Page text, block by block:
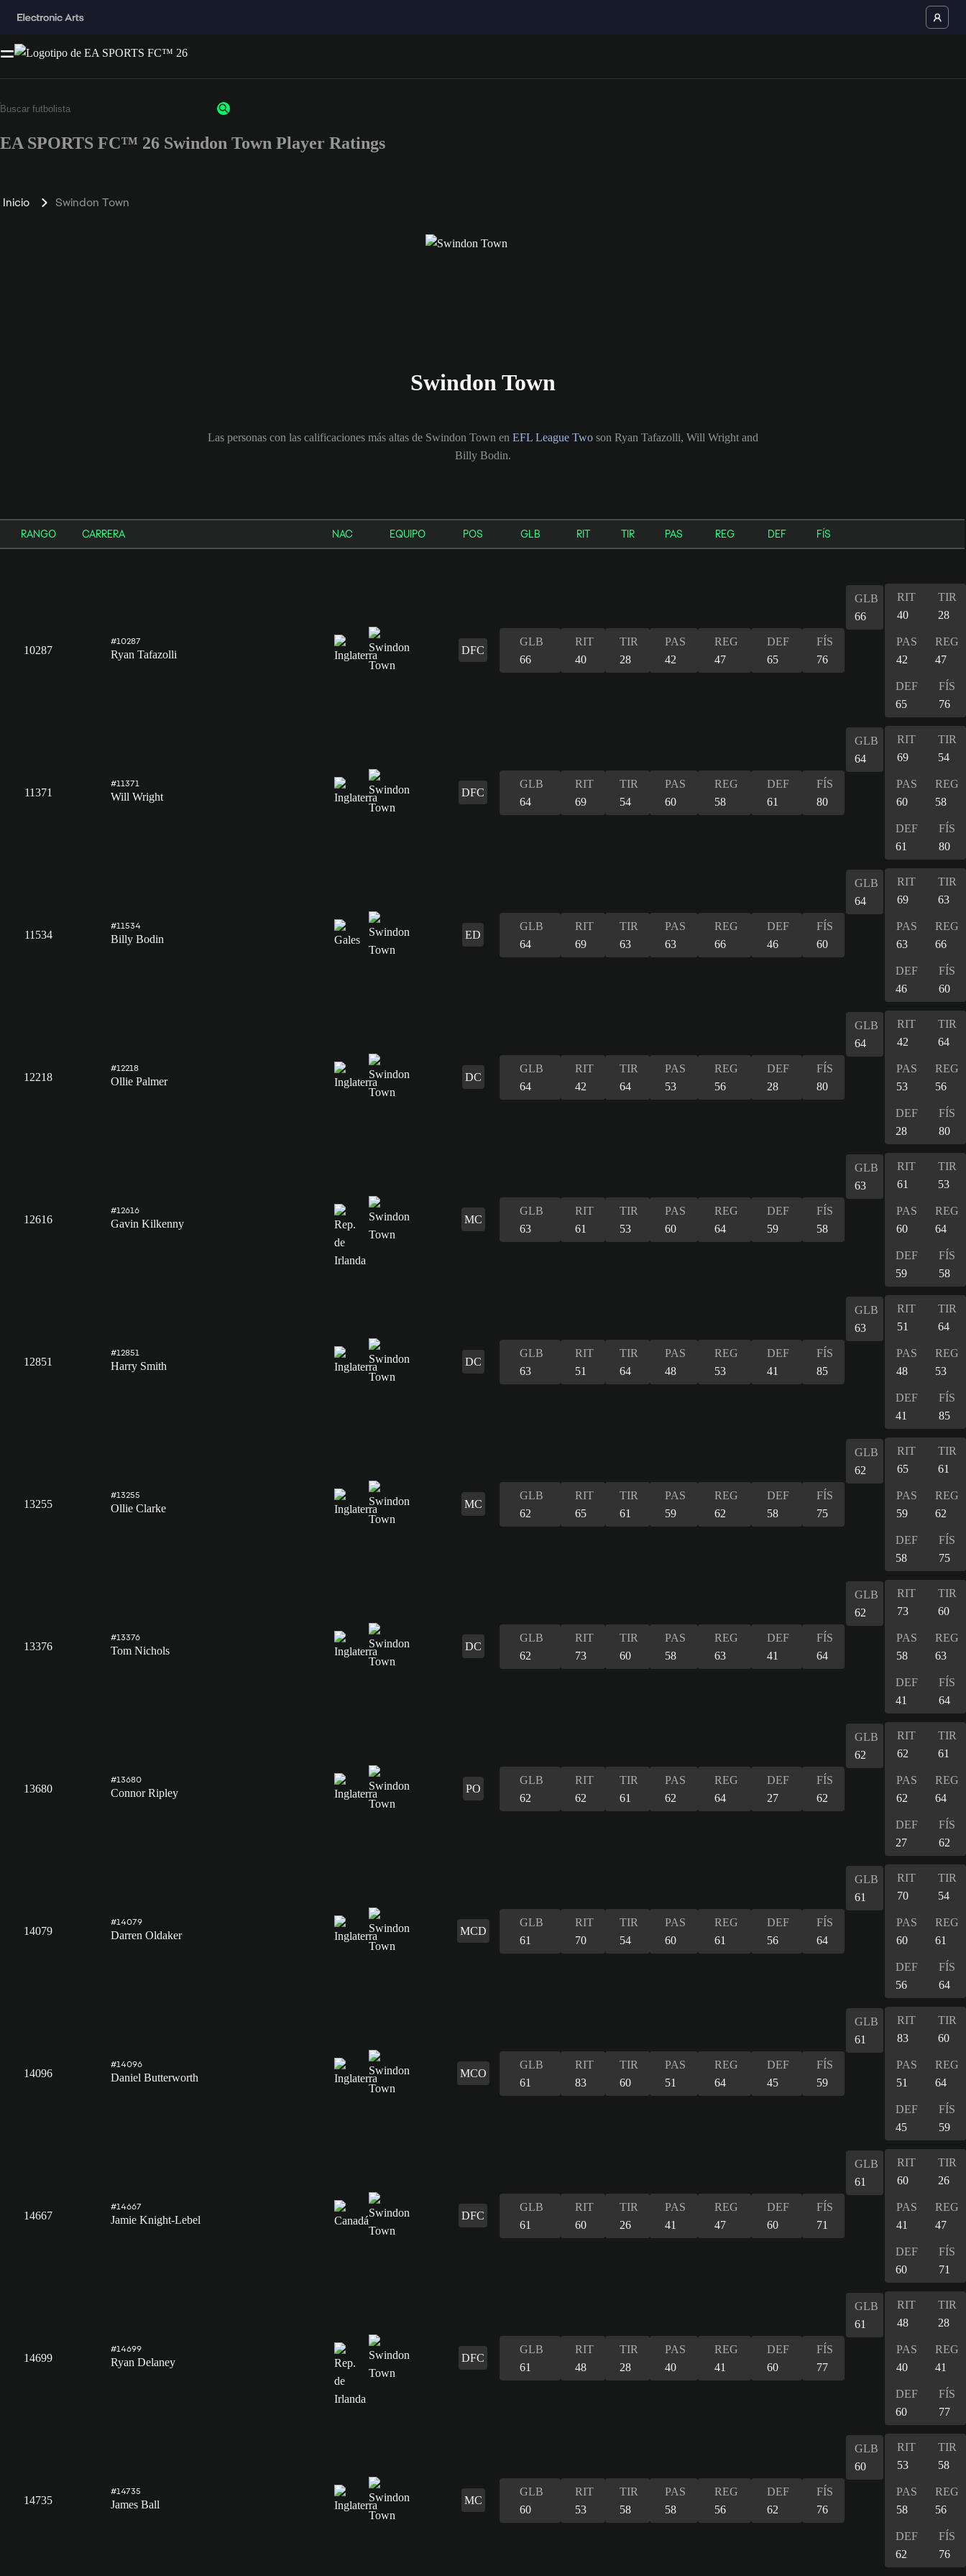
EA SPORTS FC™ 26 Swindon Town Player Ratings
Inicio Swindon Town
Swindon Town
Las personas con las calificaciones más altas de Swindon Town en EFL League Two son Ryan Tafazolli, Will Wright and
Billy Bodin.
RANGO CARRERA NAC EQUIPO POS GLB RIT TIR PAS REG DEF FÍS
10287
#10287
Ryan Tafazolli DFC
GLB
66
RIT
40
TIR
28
PAS
42
REG
47
DEF
65
FÍS
76
GLB
66
RIT
40
TIR
28
PAS
42
REG
47
DEF
65
FÍS
76
11371
#11371
Will Wright DFC
GLB
64
RIT
69
TIR
54
PAS
60
REG
58
DEF
61
FÍS
80
GLB
64
RIT
69
TIR
54
PAS
60
REG
58
DEF
61
FÍS
80
11534
#11534
Billy Bodin ED
GLB
64
RIT
69
TIR
63
PAS
63
REG
66
DEF
46
FÍS
60
GLB
64
RIT
69
TIR
63
PAS
63
REG
66
DEF
46
FÍS
60
12218
#12218
Ollie Palmer DC
GLB
64
RIT
42
TIR
64
PAS
53
REG
56
DEF
28
FÍS
80
GLB
64
RIT
42
TIR
64
PAS
53
REG
56
DEF
28
FÍS
80
12616
#12616
Gavin Kilkenny MC
GLB
63
RIT
61
TIR
53
PAS
60
REG
64
DEF
59
FÍS
58
GLB
63
RIT
61
TIR
53
PAS
60
REG
64
DEF
59
FÍS
58
12851
#12851
Harry Smith DC
GLB
63
RIT
51
TIR
64
PAS
48
REG
53
DEF
41
FÍS
85
GLB
63
RIT
51
TIR
64
PAS
48
REG
53
DEF
41
FÍS
85
13255
#13255
Ollie Clarke MC
GLB
62
RIT
65
TIR
61
PAS
59
REG
62
DEF
58
FÍS
75
GLB
62
RIT
65
TIR
61
PAS
59
REG
62
DEF
58
FÍS
75
13376
#13376
Tom Nichols DC
GLB
62
RIT
73
TIR
60
PAS
58
REG
63
DEF
41
FÍS
64
GLB
62
RIT
73
TIR
60
PAS
58
REG
63
DEF
41
FÍS
64
13680
#13680
Connor Ripley PO
GLB
62
RIT
62
TIR
61
PAS
62
REG
64
DEF
27
FÍS
62
GLB
62
RIT
62
TIR
61
PAS
62
REG
64
DEF
27
FÍS
62
14079
#14079
Darren Oldaker MCD
GLB
61
RIT
70
TIR
54
PAS
60
REG
61
DEF
56
FÍS
64
GLB
61
RIT
70
TIR
54
PAS
60
REG
61
DEF
56
FÍS
64
14096
#14096
Daniel Butterworth MCO
GLB
61
RIT
83
TIR
60
PAS
51
REG
64
DEF
45
FÍS
59
GLB
61
RIT
83
TIR
60
PAS
51
REG
64
DEF
45
FÍS
59
14667
#14667
Jamie Knight-Lebel DFC
GLB
61
RIT
60
TIR
26
PAS
41
REG
47
DEF
60
FÍS
71
GLB
61
RIT
60
TIR
26
PAS
41
REG
47
DEF
60
FÍS
71
14699
#14699
Ryan Delaney DFC
GLB
61
RIT
48
TIR
28
PAS
40
REG
41
DEF
60
FÍS
77
GLB
61
RIT
48
TIR
28
PAS
40
REG
41
DEF
60
FÍS
77
14735
#14735
James Ball MC
GLB
60
RIT
53
TIR
58
PAS
58
REG
56
DEF
62
FÍS
76
GLB
60
RIT
53
TIR
58
PAS
58
REG
56
DEF
62
FÍS
76